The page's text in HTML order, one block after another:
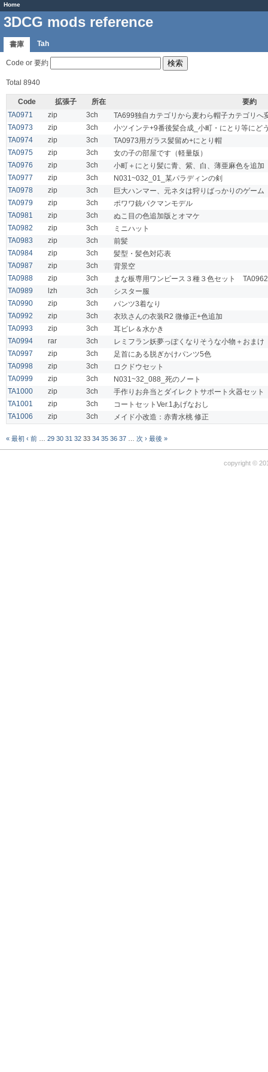
Home
3DCG mods reference
書庫 Tah
Code or 要約
Total 8940
Code 拡張子 所在
要約
TA0971
zip 3ch
TA699独自カテゴリから麦わら帽子カテゴリへ
TA0973
zip 3ch
小ツインテ+9番後髪合成_小町・にとり等にど
TA0974
zip 3ch
TA0973用ガラス髪留め+にとり帽
TA0975
zip 3ch
女の子の部屋です（軽量版）
TA0976
zip 3ch
小町＋にとり髪に青、紫、白、薄亜麻色を追加
TA0977
zip 3ch
N031~032_01_某パラディンの剣
TA0978
zip 3ch
巨大ハンマー、元ネタは狩りばっかりのゲーム
TA0979
zip 3ch
ポワワ銃パクマンモデル
TA0981
zip 3ch
ぬこ目の色追加版とオマケ
TA0982
zip 3ch
ミニハット
TA0983
zip 3ch
前髪
TA0984
zip 3ch
髪型・髪色対応表
TA0987
zip 3ch
背景空
TA0988
zip 3ch
まな板専用ワンピース３種３色セット
TA0989
lzh 3ch
シスター服
TA0990
zip 3ch
パンツ3着なり
TA0992
zip 3ch
衣玖さんの衣装R2 微修正+色追加
TA0993
zip 3ch
耳ビレ＆水かき
TA0994
rar 3ch
レミフラン妖夢っぽくなりそうな小物＋おまけ
TA0997
zip 3ch
足首にある脱ぎかけパンツ5色
TA0998
zip 3ch
ロクドウセット
TA0999
zip 3ch
N031~32_088_死のノート
TA1000
zip 3ch
手作りお弁当とダイレクトサポート火器セット
TA1001
zip 3ch
コートセットVer.1あげなおし
TA1006
zip 3ch メイド小改造：赤青水桃 修正
« 最初 ‹ 前 29 30 31 32 33 34 35 36 37 次 › 最後 »
copyright ©